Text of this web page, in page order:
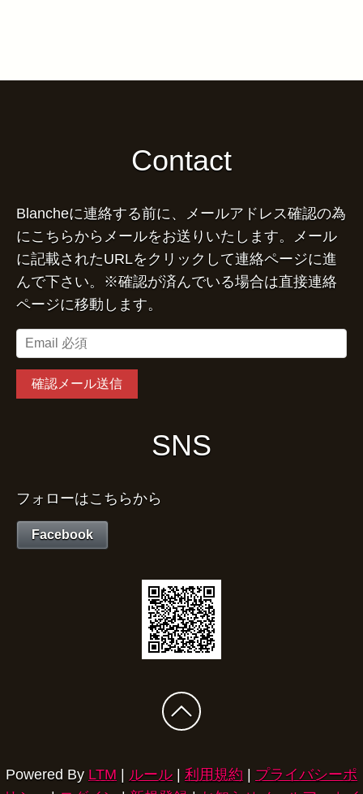
Contact
Blancheに連絡する前に、メールアドレス確認の為
にこちらからメールをお送りいたします。メール
に記載されたURLをクリックして連絡ページに進
んで下さい。※確認が済んでいる場合は直接連絡
ページに移動します。
SNS
フォローはこちらから
Facebook
Powered By LTM ルール 利用規約
プライバシーポ